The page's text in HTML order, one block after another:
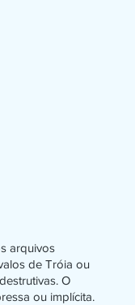
arquivos
de Tróia ou
O
ou implícita.